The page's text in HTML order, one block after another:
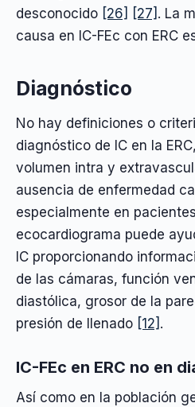
desconocido [26] [27] . La
causa en IC-FEc con ERC
Diagnóstico
No hay definiciones o
diagnóstico de IC en la
volumen intra y
ausencia de enfermedad
especialmente en
ecocardiograma puede
IC proporcionando
de las cámaras, función
diastólica, grosor de la
presión de llenado [12] .
IC-FEc en ERC no en
Así como en la población